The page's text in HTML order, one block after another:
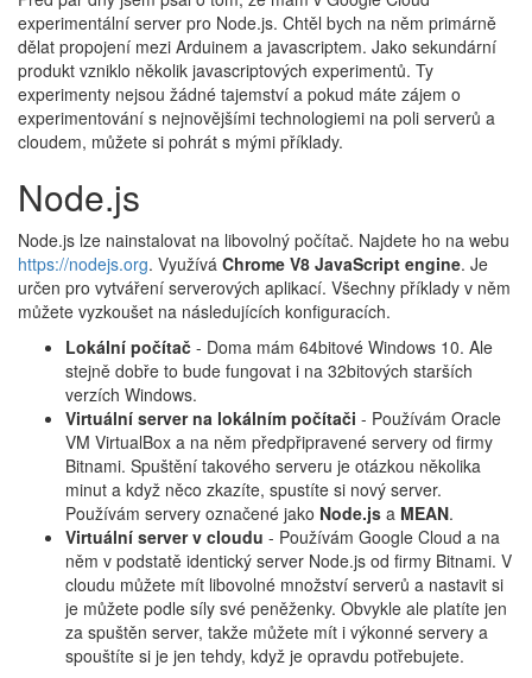
experimentální server pro Node.js. Chtěl bych na něm primárně
dělat propojení mezi Arduinem a javascriptem. Jako sekundární
produkt vzniklo několik javascriptových experimentů. Ty
experimenty nejsou žádné tajemství a pokud máte zájem o
experimentování s nejnovějšími technologiemi na poli serverů a
cloudem, můžete si pohrát s mými příklady.
Node.js
Node.js lze nainstalovat na libovolný počítač. Najdete ho na webu​
https://nodejs.org. Využívá Chrome V8 JavaScript engine. Je
určen pro vytváření serverových aplikací. Všechny příklady v něm
můžete vyzkoušet na následujících konfiguracích.
Lokální počítač - Doma mám 64bitové Windows 10. Ale
stejně dobře to bude fungovat i na 32bitových starších
verzích Windows.
Virtuální server na lokálním počítači - Používám Oracle
VM VirtualBox a na něm předpřipravené servery od firmy
Bitnami. Spuštění takového serveru je otázkou několika
minut a když něco zkazíte, spustíte si nový server.
Používám servery označené jako Node.js a MEAN.
Virtuální server v cloudu - Používám Google Cloud a na
něm v podstatě identický server Node.js od firmy Bitnami. V
cloudu můžete mít libovolné množství serverů a nastavit si
je můžete podle síly své peněženky. Obvykle ale platíte jen
za spuštěn server, takže můžete mít i výkonné servery a
spouštíte si je jen tehdy, když je opravdu potřebujete.